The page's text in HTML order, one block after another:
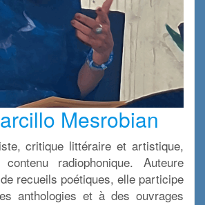
Mesrobian
critique littéraire et artistique,
radiophonique. Auteure
recueils poétiques, elle participe
anthologies et à des ouvrages